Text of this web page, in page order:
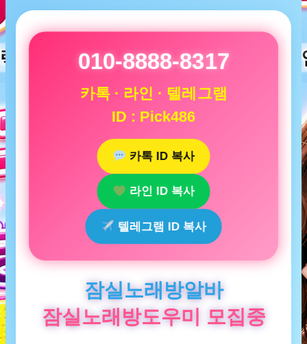
010-8888-8317
카톡 · 라인 · 텔레그램
ID : Pick486
카톡 ID 복사
라인 ID 복사
텔레그램 ID 복사
잠실노래방알바
잠실노래방도우미 모집중